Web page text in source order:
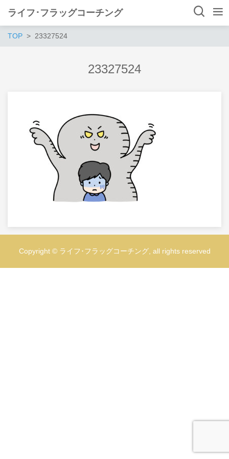
ライフ･フラッグコーチング
TOP 23327524
23327524
Copyright © ライフ･フラッグコーチング, all rights reserved